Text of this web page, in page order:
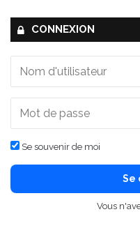
CONNEXION
Se souvenir de moi
Se
Vous